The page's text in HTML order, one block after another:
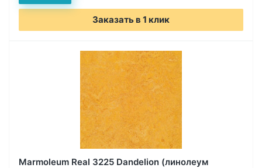
Заказать в 1 клик
Marmoleum Real 3225 Dandelion (линолеум